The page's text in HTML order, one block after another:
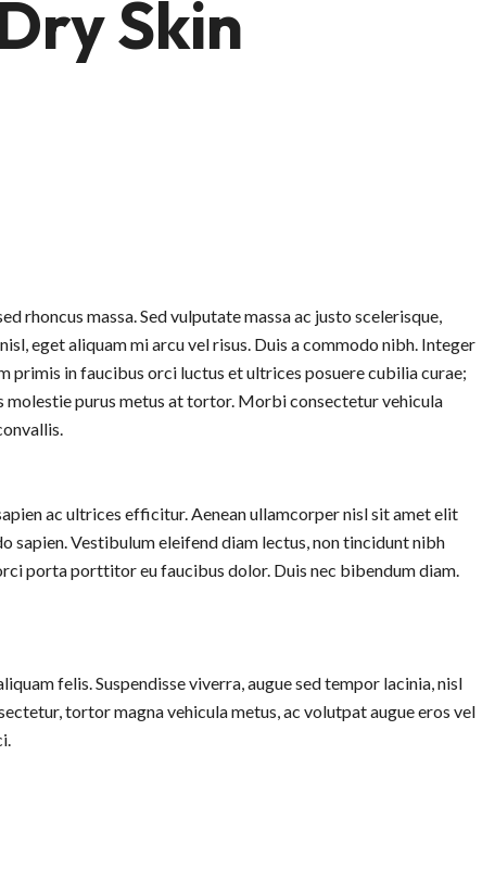
Skin
rhoncus massa. Sed vulputate massa ac justo scelerisque,
eget aliquam mi arcu vel risus. Duis a commodo nibh. Integer
primis in faucibus orci luctus et ultrices posuere cubilia curae;
molestie purus metus at tortor. Morbi consectetur vehicula
ac ultrices efficitur. Aenean ullamcorper nisl sit amet elit
sapien. Vestibulum eleifend diam lectus, non tincidunt nibh
porta porttitor eu faucibus dolor. Duis nec bibendum diam.
felis. Suspendisse viverra, augue sed tempor lacinia, nisl
tortor magna vehicula metus, ac volutpat augue eros vel